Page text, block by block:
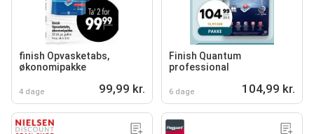
finish Opvasketabs,
økonomipakke
4 dage 99,99 kr.
Finish Quantum
professional
6 dage 104,99 kr.